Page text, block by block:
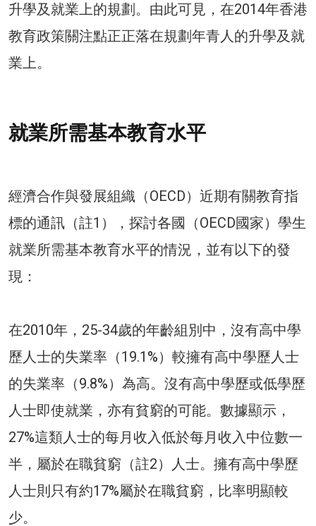
升學及就業上的規劃。由此可見，在2014年香港
教育政策關注點正正落在規劃年青人的升學及就
業上。
就業所需基本教育水平
經濟合作與發展組織（OECD）近期有關教育指
標的通訊（註1），探討各國（OECD國家）學生
就業所需基本教育水平的情況，並有以下的發
現：
在2010年，25-34歲的年齡組別中，沒有高中學
歷人士的失業率（19.1%）較擁有高中學歷人士
的失業率（9.8%）為高。沒有高中學歷或低學歷
人士即使就業，亦有貧窮的可能。數據顯示，
27%這類人士的每月收入低於每月收入中位數一
半，屬於在職貧窮（註2）人士。擁有高中學歷
人士則只有約17%屬於在職貧窮，比率明顯較
少。